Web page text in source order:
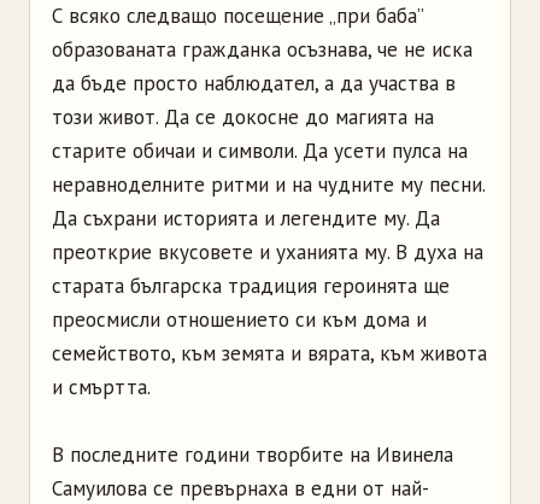
С всяко следващо посещение „при баба”
образованата гражданка осъзнава, че не иска
да бъде просто наблюдател, а да участва в
този живот. Да се докосне до магията на
старите обичаи и символи. Да усети пулса на
неравноделните ритми и на чудните му песни.
Да съхрани историята и легендите му. Да
преоткрие вкусовете и уханията му. В духа на
старата българска традиция героинята ще
преосмисли отношението си към дома и
семейството, към земята и вярата, към живота
и смъртта.
В последните години творбите на Ивинела
Самуилова се превърнаха в едни от най-